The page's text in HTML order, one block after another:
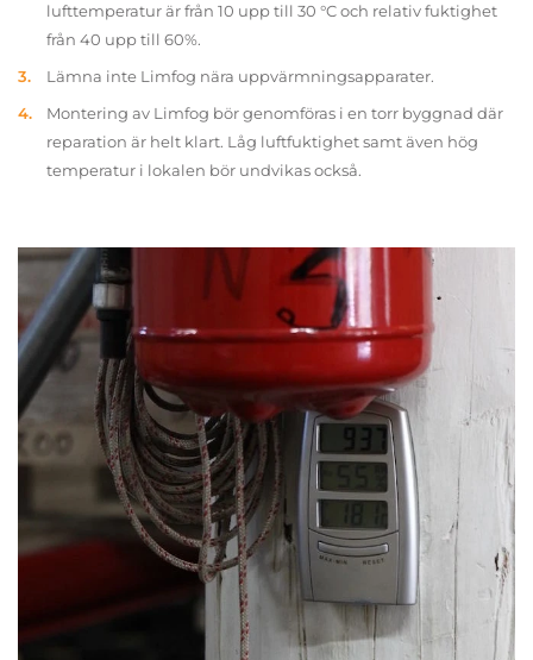
lufttemperatur är från 10 upp till 30 °C och relativ fuktighet
från 40 upp till 60%.
Lämna inte Limfog nära uppvärmningsapparater.
Montering av Limfog bör genomföras i en torr byggnad där
reparation är helt klart. Låg luftfuktighet samt även hög
temperatur i lokalen bör undvikas också.